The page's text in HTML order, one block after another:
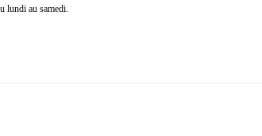
lundi au samedi.